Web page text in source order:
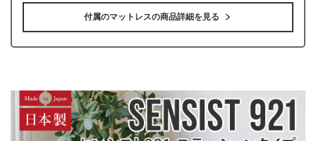
付属のマットレスの商品詳細を見る